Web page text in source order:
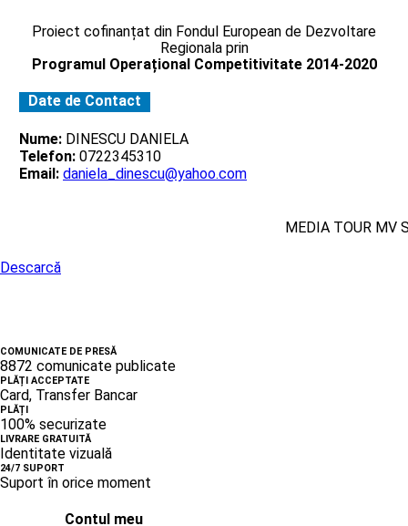
Proiect cofinanțat din Fondul European de Dezvoltare
Regionala prin
Programul Operațional Competitivitate 2014-2020
Date de Contact
Nume: DINESCU DANIELA
Telefon: 0722345310
Email: daniela_dinescu@yahoo.com
MEDIA TOUR MV
Descarcă
COMUNICATE DE PRESĂ
8872 comunicate publicate
PLĂȚI ACCEPTATE
Card, Transfer Bancar
PLĂȚI
100% securizate
LIVRARE GRATUITĂ
Identitate vizuală
24/7 SUPORT
Suport în orice moment
Contul meu